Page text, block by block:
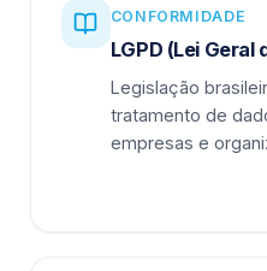
CONFORMIDADE
LGPD (Lei
Legislação
tratamento de
empresas e